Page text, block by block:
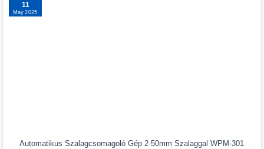
11
May 2025
Automatikus Szalagcsomagoló Gép 2-50mm Szalaggal WPM-301